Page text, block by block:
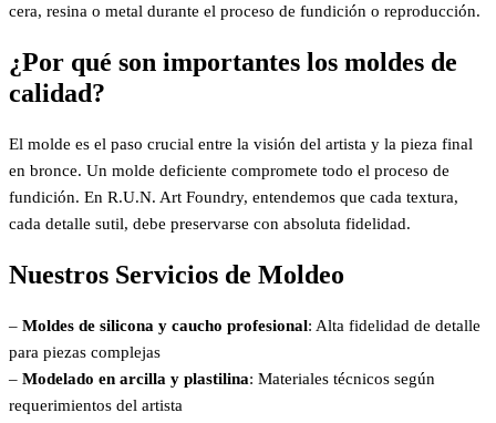
cera, resina o metal durante el proceso de fundición o reproducción.
¿Por qué son importantes los moldes de
calidad?
El molde es el paso crucial entre la visión del artista y la pieza final
en bronce. Un molde deficiente compromete todo el proceso de
fundición. En R.U.N. Art Foundry, entendemos que cada textura,
cada detalle sutil, debe preservarse con absoluta fidelidad.
Nuestros Servicios de Moldeo
– Moldes de silicona y caucho profesional: Alta fidelidad de detalle
para piezas complejas
– Modelado en arcilla y plastilina: Materiales técnicos según
requerimientos del artista